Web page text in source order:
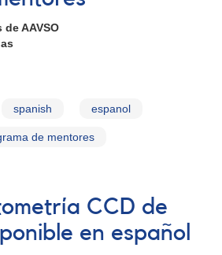
de AAVSO
spanish espanol
de mentores
CCD de
en español